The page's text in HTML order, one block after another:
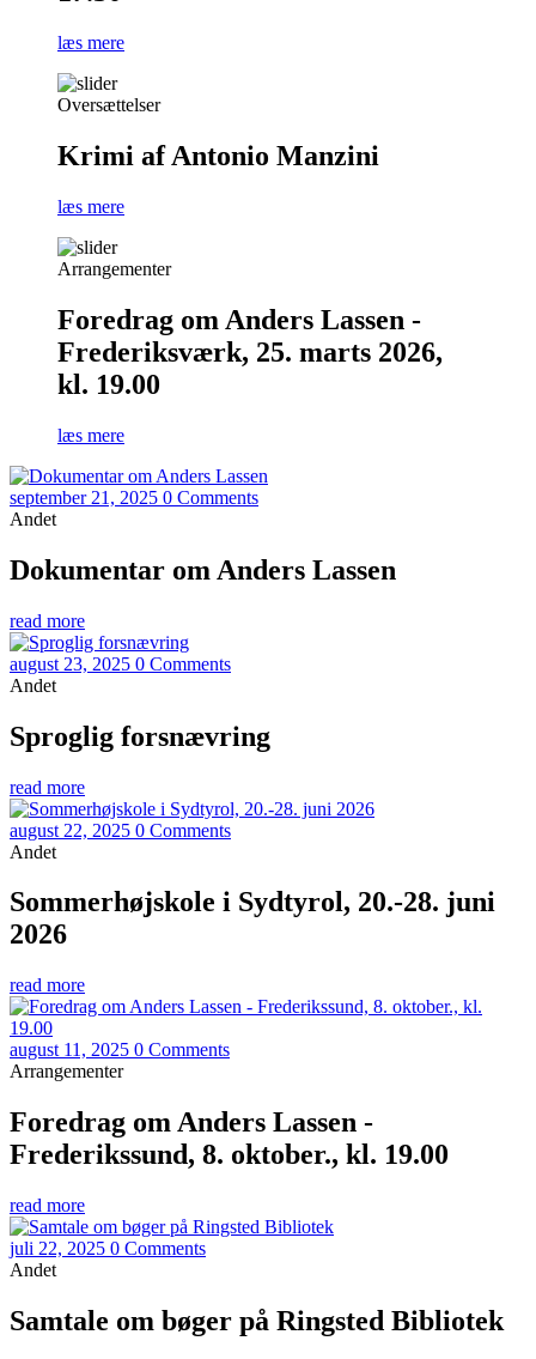
læs mere
Oversættelser
Krimi af Antonio Manzini
læs mere
Arrangementer
Foredrag om Anders Lassen -
Frederiksværk, 25. marts 2026,
kl. 19.00
læs mere
september 21, 2025 0 Comments
Andet
Dokumentar om Anders Lassen
read more
august 23, 2025 0 Comments
Andet
Sproglig forsnævring
read more
august 22, 2025 0 Comments
Andet
Sommerhøjskole i Sydtyrol, 20.-28. juni
2026
read more
august 11, 2025 0 Comments
Arrangementer
Foredrag om Anders Lassen -
Frederikssund, 8. oktober., kl. 19.00
read more
juli 22, 2025 0 Comments
Andet
Samtale om bøger på Ringsted Bibliotek